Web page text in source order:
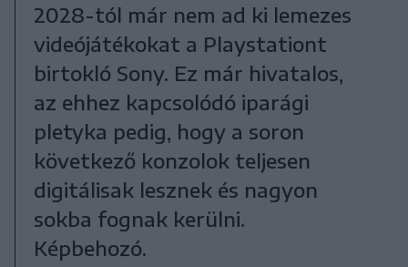
2028-tól már nem ad ki lemezes
videójátékokat a Playstationt
birtokló Sony. Ez már hivatalos,
az ehhez kapcsolódó iparági
pletyka pedig, hogy a soron
következő konzolok teljesen
digitálisak lesznek és nagyon
sokba fognak kerülni.
Képbehozó.